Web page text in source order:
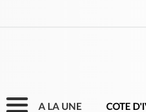
A LA UNE COTE